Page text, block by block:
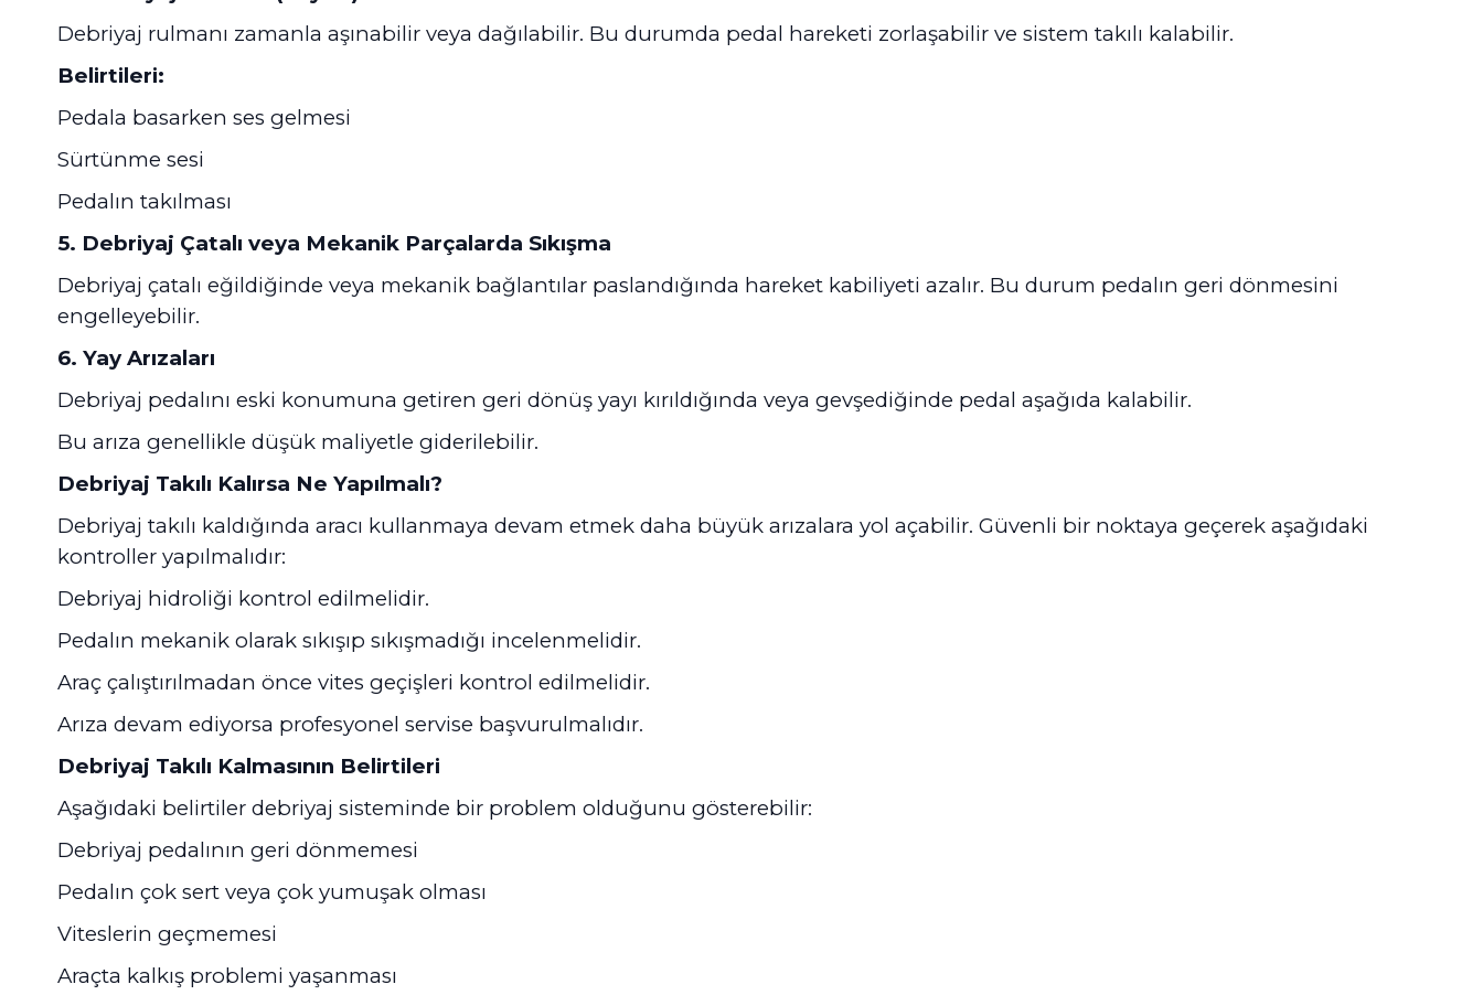
Debriyaj rulmanı zamanla aşınabilir veya dağılabilir. Bu durumda pedal hareketi zorlaşabilir ve sistem takılı kalabilir.
Belirtileri:
Pedala basarken ses gelmesi
Sürtünme sesi
Pedalın takılması
5. Debriyaj Çatalı veya Mekanik Parçalarda Sıkışma
Debriyaj çatalı eğildiğinde veya mekanik bağlantılar paslandığında hareket kabiliyeti azalır. Bu durum pedalın geri dönmesini
engelleyebilir.
6. Yay Arızaları
Debriyaj pedalını eski konumuna getiren geri dönüş yayı kırıldığında veya gevşediğinde pedal aşağıda kalabilir.
Bu arıza genellikle düşük maliyetle giderilebilir.
Debriyaj Takılı Kalırsa Ne Yapılmalı?
Debriyaj takılı kaldığında aracı kullanmaya devam etmek daha büyük arızalara yol açabilir. Güvenli bir noktaya geçerek aşağıdaki
kontroller yapılmalıdır:
Debriyaj hidroliği kontrol edilmelidir.
Pedalın mekanik olarak sıkışıp sıkışmadığı incelenmelidir.
Araç çalıştırılmadan önce vites geçişleri kontrol edilmelidir.
Arıza devam ediyorsa profesyonel servise başvurulmalıdır.
Debriyaj Takılı Kalmasının Belirtileri
Aşağıdaki belirtiler debriyaj sisteminde bir problem olduğunu gösterebilir:
Debriyaj pedalının geri dönmemesi
Pedalın çok sert veya çok yumuşak olması
Viteslerin geçmemesi
Araçta kalkış problemi yaşanması